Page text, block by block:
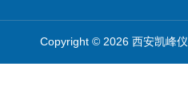
Copyright © 2026 西安凯峰